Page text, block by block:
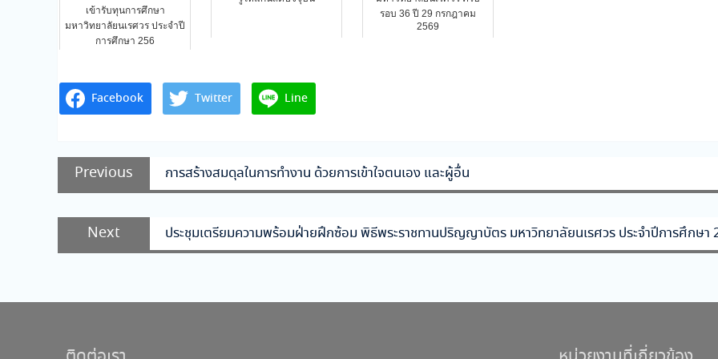
เข้ารับทุนการศึกษา
มหาวิทยาลัยนเรศวร ประจำปี
การศึกษา 256
รอบ 36 ปี 29 กรกฎาคม
2569
Facebook Twitter Line
แนะแนว
เรื่อง
Previous
Previous
post:
การสร้างสมดุลในการทำงาน ด้วยการเข้าใจตนเอง และผู้อื่น
Next
Next
post:
ประชุมเตรียมความพร้อมฝ่ายฝึกซ้อม พิธีพระราชทานปริญญาบัตร มหาวิทยาลัยนเรศวร ประจำปีการศึกษา